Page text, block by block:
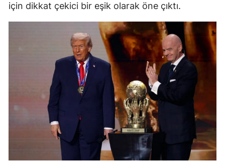
için dikkat çekici bir eşik olarak öne çıktı.